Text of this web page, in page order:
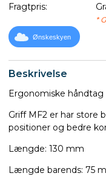
Beskrivelse
Ergonomiske håndtag
Griff MF2 er har store
positioner og bedre
Længde: 130 mm
Længde barends: 75
Fragtpris:
*
Ønskeskyen